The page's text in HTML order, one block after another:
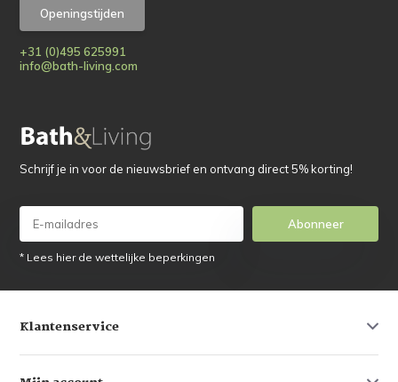
Openingstijden
+31 (0)495 625991
info@bath-living.com
Schrijf je in voor de nieuwsbrief en ontvang direct 5% korting!
Abonneer
* Lees hier de wettelijke beperkingen
Klantenservice